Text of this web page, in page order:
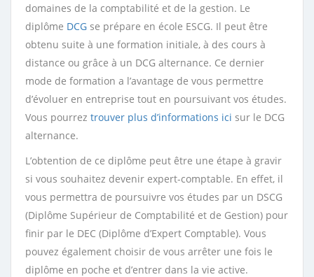
domaines de la comptabilité et de la gestion. Le
diplôme DCG se prépare en école ESCG. Il peut être
obtenu suite à une formation initiale, à des cours à
distance ou grâce à un DCG alternance. Ce dernier
mode de formation a l’avantage de vous permettre
d’évoluer en entreprise tout en poursuivant vos études.
Vous pourrez trouver plus d’informations ici sur le DCG
alternance.
L’obtention de ce diplôme peut être une étape à gravir
si vous souhaitez devenir expert-comptable. En effet, il
vous permettra de poursuivre vos études par un DSCG
(Diplôme Supérieur de Comptabilité et de Gestion) pour
finir par le DEC (Diplôme d’Expert Comptable). Vous
pouvez également choisir de vous arrêter une fois le
diplôme en poche et d’entrer dans la vie active.